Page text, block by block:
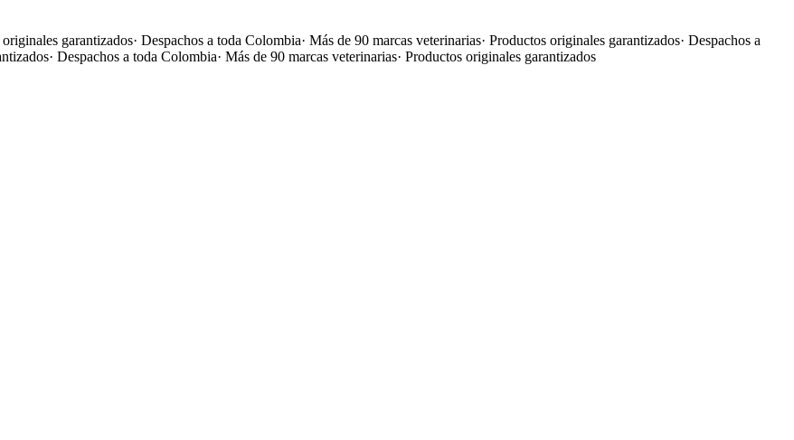
garantizados· Despachos a toda Colombia· Más de 90 marcas veterinarias· Productos originales garantizados· Despachos a
· Despachos a toda Colombia· Más de 90 marcas veterinarias· Productos originales garantizados